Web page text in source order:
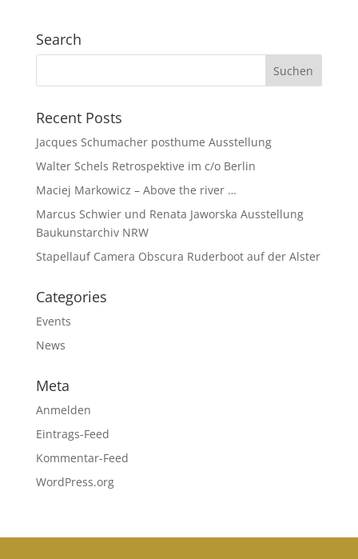
Search
Recent Posts
Jacques Schumacher posthume Ausstellung
Walter Schels Retrospektive im c/o Berlin
Maciej Markowicz – Above the river …
Marcus Schwier und Renata Jaworska Ausstellung
Baukunstarchiv NRW
Stapellauf Camera Obscura Ruderboot auf der Alster
Categories
Events
News
Meta
Anmelden
Eintrags-Feed
Kommentar-Feed
WordPress.org